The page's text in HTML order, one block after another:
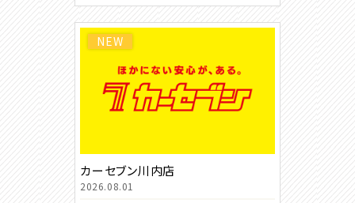
NEW
カーセブン川内店
2026.08.01